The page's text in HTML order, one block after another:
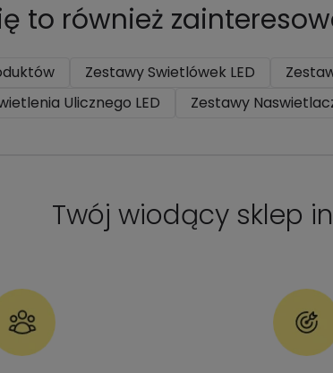
to również
Zestawy Swietlówek LED
Ulicznego LED
Zestawy
Twój wiodący sklep